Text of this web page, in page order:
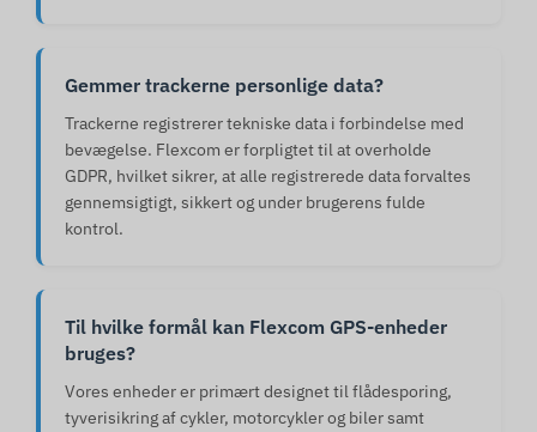
Gemmer trackerne personlige data?
Trackerne registrerer tekniske data i forbindelse med
bevægelse. Flexcom er forpligtet til at overholde
GDPR, hvilket sikrer, at alle registrerede data forvaltes
gennemsigtigt, sikkert og under brugerens fulde
kontrol.
Til hvilke formål kan Flexcom GPS-enheder
bruges?
Vores enheder er primært designet til flådesporing,
tyverisikring af cykler, motorcykler og biler samt